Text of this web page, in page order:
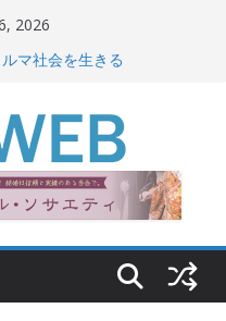
2026
マ社会を生きる
年